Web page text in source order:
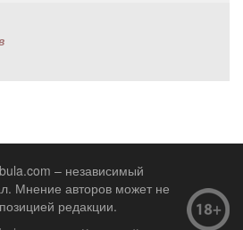
– независимый
Мнение авторов может не
редакции.